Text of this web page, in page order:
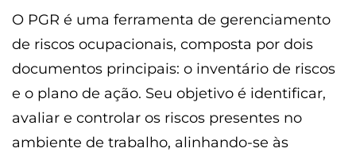
O PGR é uma ferramenta de gerenciamento
de riscos ocupacionais, composta por dois
documentos principais: o inventário de riscos
e o plano de ação. Seu objetivo é identificar,
avaliar e controlar os riscos presentes no
ambiente de trabalho, alinhando-se às